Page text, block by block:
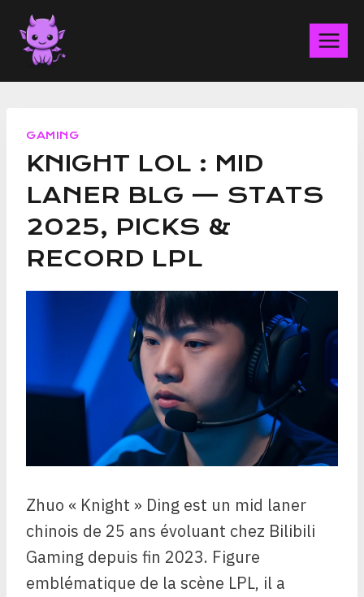
Aller
contenu
GAMING
KNIGHT LOL : MID
LANER BLG — STATS
2025, PICKS &
RECORD LPL
Zhuo « Knight » Ding est un mid laner
chinois de 25 ans évoluant chez Bilibili
Gaming depuis fin 2023. Figure
emblématique de la scène LPL, il a